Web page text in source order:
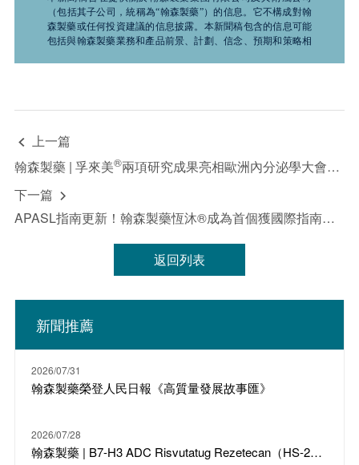
（包括其子公司，統稱為“翰森製藥”）的信息。它不構成對翰
森製藥或任何投資建議的信息披露。本新聞稿包含的信息可能
包括與翰森製藥業務和產品前景、計劃、信念、預期和策略相
實際結果可能與此處所述有顯著差異，且過去的證券價格趨勢
投資決策時應謹慎行事。“致力於”“預期”“相信”“預測”“意
導”“潛在”“追求”以及於任何未來計劃、行動或事件的討論中使
保證前瞻性信息的準確性、及時性或完整性，並且不承擔更新
或修訂這些前瞻性聲明的義務。無論是翰森製藥還是其任何董
性聲明負責，也不對因依賴本新聞稿中提供的信息而產生的任
何損失或損害負責，包括但不限於直接、偶然、間接或懲罰性
而更新或修訂此信息的責任。此外，翰森製藥保留隨時對本新
通知。有關上市公司的具體信息，投資者請參閱翰森製藥
 上一篇
翰森製藥 | 孚來美®兩項研究成果亮相歐洲內分泌學大會，心腎獲益再添實證
下一篇 
APASL指南更新！翰森製藥恆沐®成為首個獲國際指南推薦的中國原研口服抗HBV藥物
返回列表
新聞推薦
2026/07/31
翰森製藥榮登人民日報《高質量發展故事匯》
2026/07/28
翰森製藥 | B7-H3 ADC Risvutatug Rezetecan（HS-20093）骨肉瘤III期臨床ARTEMIS-011達到IRC-PFS主要終點